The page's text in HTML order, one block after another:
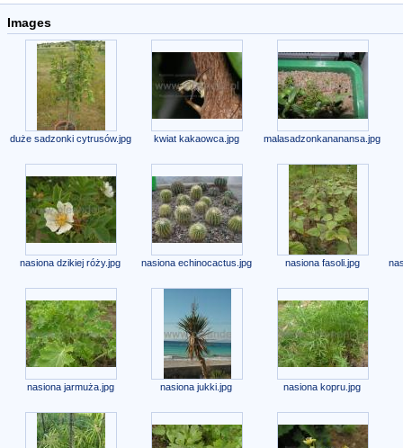
Images
duże sadzonki cytrusów.jpg kwiat kakaowca.jpg malasadzonkananansa.jpg
nasiona dzikiej róży.jpg nasiona echinocactus.jpg nasiona fasoli.jpg
nasiona jarmuża.jpg nasiona jukki.jpg nasiona kopru.jpg